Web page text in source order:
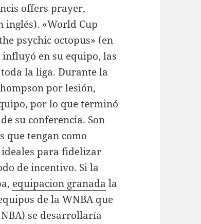
offers prayer,
inglés). «World Cup
psychic octopus» (en
influyó en su equipo, las
la liga. Durante la
por lesión,
por lo que terminó
su conferencia. Son
que tengan como
para fidelizar
de incentivo. Si la
equipacion granada la
de la WNBA que
se desarrollaría